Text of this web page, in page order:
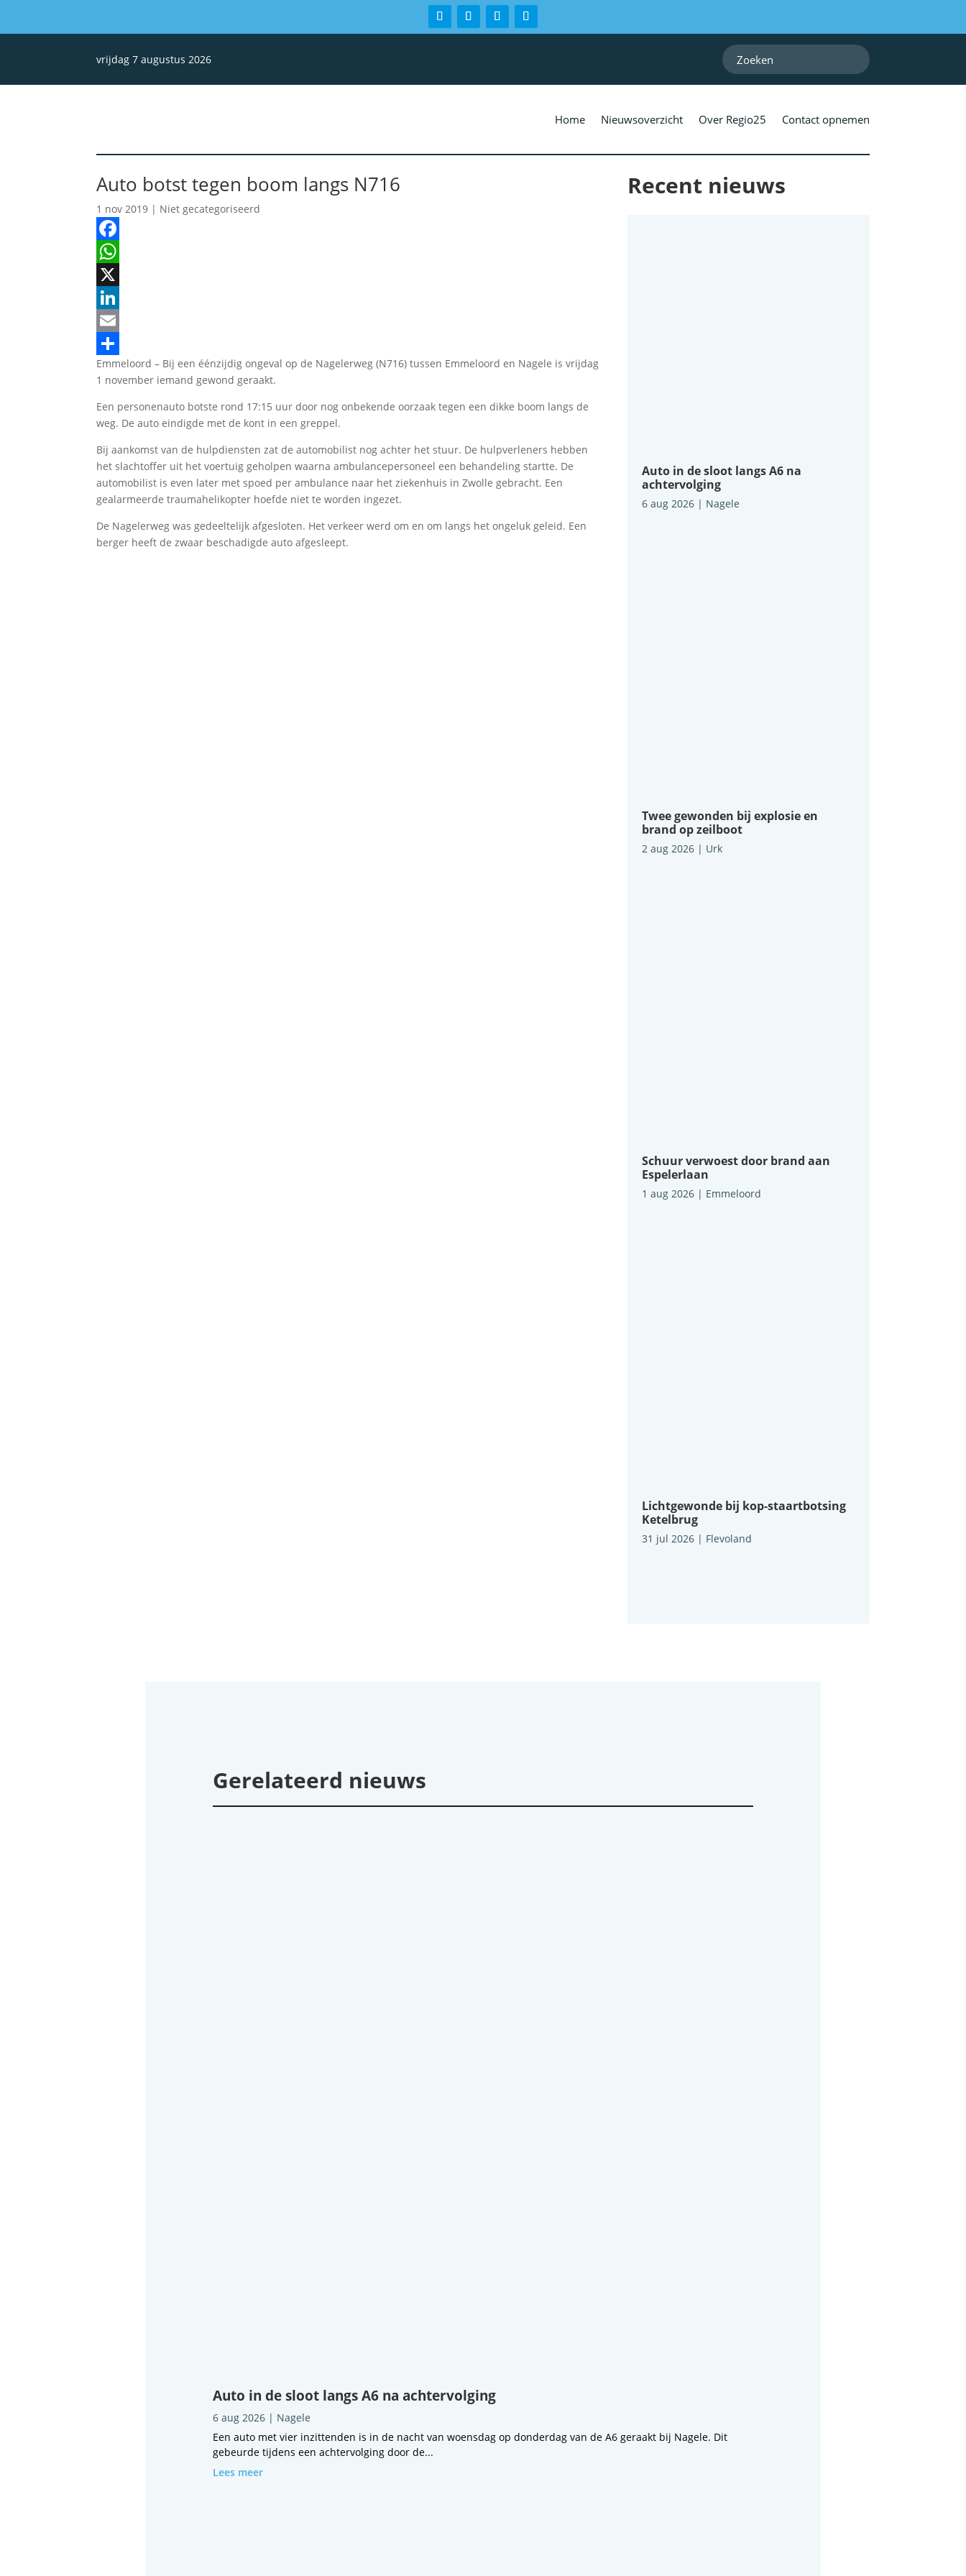
vrijdag 7 augustus 2026
Home Nieuwsoverzicht Over Regio25 Contact opnemen
Auto botst tegen boom langs N716
1 nov 2019 | Niet gecategoriseerd
Facebook
WhatsApp
X
LinkedIn
Email
Delen
Emmeloord – Bij een éénzijdig ongeval op de Nagelerweg (N716) tussen Emmeloord en Nagele is vrijdag
1 november iemand gewond geraakt.
Een personenauto botste rond 17:15 uur door nog onbekende oorzaak tegen een dikke boom langs de
weg. De auto eindigde met de kont in een greppel.
Bij aankomst van de hulpdiensten zat de automobilist nog achter het stuur. De hulpverleners hebben
het slachtoffer uit het voertuig geholpen waarna ambulancepersoneel een behandeling startte. De
automobilist is even later met spoed per ambulance naar het ziekenhuis in Zwolle gebracht. Een
gealarmeerde traumahelikopter hoefde niet te worden ingezet.
De Nagelerweg was gedeeltelijk afgesloten. Het verkeer werd om en om langs het ongeluk geleid. Een
berger heeft de zwaar beschadigde auto afgesleept.
Recent nieuws
Auto in de sloot langs A6 na
achtervolging
6 aug 2026| Nagele
Twee gewonden bij explosie en
brand op zeilboot
2 aug 2026| Urk
Schuur verwoest door brand aan
Espelerlaan
1 aug 2026| Emmeloord
Lichtgewonde bij kop-staartbotsing
Ketelbrug
31 jul 2026| Flevoland
Gerelateerd nieuws
Auto in de sloot langs A6 na achtervolging
6 aug 2026| Nagele
Een auto met vier inzittenden is in de nacht van woensdag op donderdag van de A6 geraakt bij Nagele. Dit
gebeurde tijdens een achtervolging door de...
Lees meer